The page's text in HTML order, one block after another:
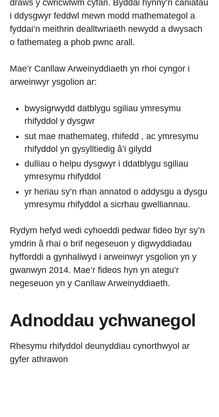
draws y cwricwlwm cyfan. Byddai hynny’n caniatáu
i ddysgwyr feddwl mewn modd mathemategol a
fyddai’n meithrin dealltwriaeth newydd a dwysach
o fathemateg a phob pwnc arall.
Mae’r Canllaw Arweinyddiaeth yn rhoi cyngor i
arweinwyr ysgolion ar:
bwysigrwydd datblygu sgiliau ymresymu
rhifyddol y dysgwr
sut mae mathemateg, rhifedd , ac ymresymu
rhifyddol yn gysylltiedig â’i gilydd
dulliau o helpu dysgwyr i ddatblygu sgiliau
ymresymu rhifyddol
yr heriau sy’n rhan annatod o addysgu a dysgu
ymresymu rhifyddol a sicrhau gwelliannau.
Rydym hefyd wedi cyhoeddi pedwar fideo byr sy’n
ymdrin â rhai o brif negeseuon y digwyddiadau
hyfforddi a gynhaliwyd i arweinwyr ysgolion yn y
gwanwyn 2014. Mae’r fideos hyn yn ategu’r
negeseuon yn y Canllaw Arweinyddiaeth.
Adnoddau ychwanegol
Rhesymu rhifyddol deunyddiau cynorthwyol ar
gyfer athrawon